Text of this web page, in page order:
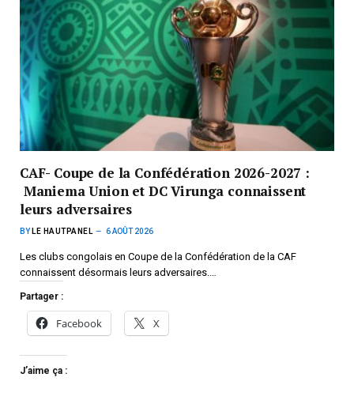
CAF- Coupe de la Confédération 2026-2027 :
Maniema Union et DC Virunga connaissent
leurs adversaires
BY LE HAUTPANEL 6 AOÛT 2026
Les clubs congolais en Coupe de la Confédération de la CAF
connaissent désormais leurs adversaires.…
Partager :
Facebook X
J’aime ça :